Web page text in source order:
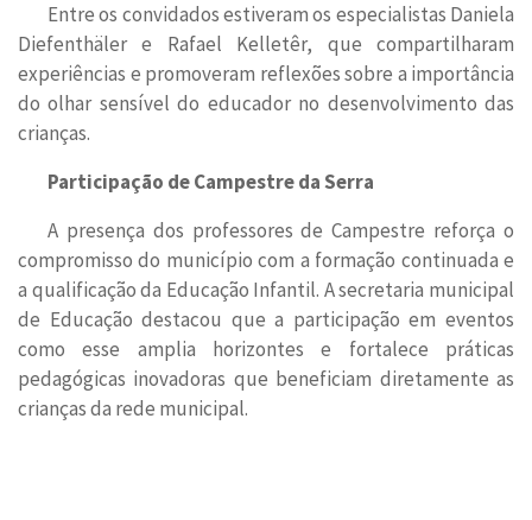
Entre os convidados estiveram os especialistas Daniela
Diefenthäler e Rafael Kelletêr, que compartilharam
experiências e promoveram reflexões sobre a importância
do olhar sensível do educador no desenvolvimento das
crianças.
Participação de Campestre da Serra
A presença dos professores de Campestre reforça o
compromisso do município com a formação continuada e
a qualificação da Educação Infantil. A secretaria municipal
de Educação destacou que a participação em eventos
como esse amplia horizontes e fortalece práticas
pedagógicas inovadoras que beneficiam diretamente as
crianças da rede municipal.